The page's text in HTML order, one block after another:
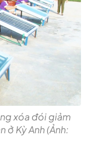
xóa đói giảm
ở Kỳ Anh (Ảnh: